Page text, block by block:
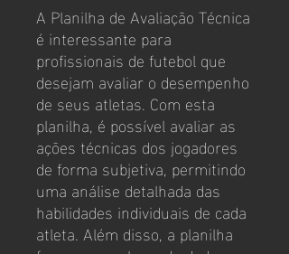
A Planilha de Avaliação Técnica
é interessante para
profissionais de futebol que
desejam avaliar o desempenho
de seus atletas. Com esta
planilha, é possível avaliar as
ações técnicas dos jogadores
de forma subjetiva, permitindo
uma análise detalhada das
habilidades individuais de cada
atleta. Além disso, a planilha